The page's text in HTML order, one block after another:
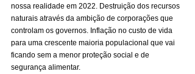
nossa realidade em 2022. Destruição dos recursos
naturais através da ambição de corporações que
controlam os governos. Inflação no custo de vida
para uma crescente maioria populacional que vai
ficando sem a menor proteção social e de
segurança alimentar.